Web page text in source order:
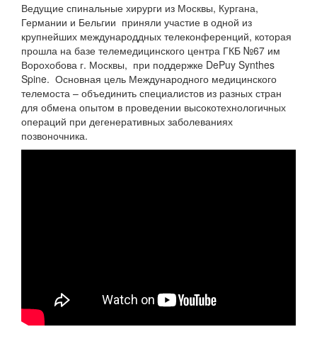
Ведущие спинальные хирурги из Москвы, Кургана,
Германии и Бельгии приняли участие в одной из
крупнейших международдных телеконференций, которая
прошла на базе телемедицинского центра ГКБ №67 им
Ворохобова г. Москвы, при поддержке DePuy Synthes
Spine. Основная цель Международного медицинского
телемоста – объединить специалистов из разных стран
для обмена опытом в проведении высокотехнологичных
операций при дегенеративных заболеваниях
позвоночника.